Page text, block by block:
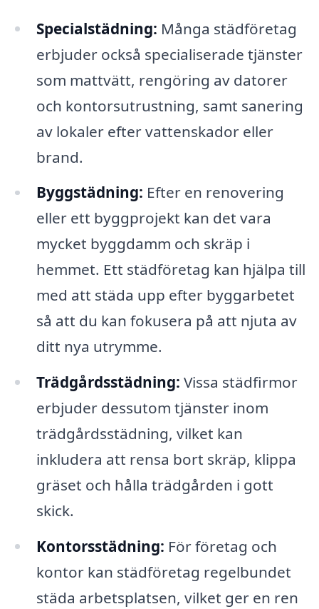
Specialstädning: Många städföretag
erbjuder också specialiserade tjänster
som mattvätt, rengöring av datorer
och kontorsutrustning, samt sanering
av lokaler efter vattenskador eller
brand.
Byggstädning: Efter en renovering
eller ett byggprojekt kan det vara
mycket byggdamm och skräp i
hemmet. Ett städföretag kan hjälpa till
med att städa upp efter byggarbetet
så att du kan fokusera på att njuta av
ditt nya utrymme.
Trädgårdsstädning: Vissa städfirmor
erbjuder dessutom tjänster inom
trädgårdsstädning, vilket kan
inkludera att rensa bort skräp, klippa
gräset och hålla trädgården i gott
skick.
Kontorsstädning: För företag och
kontor kan städföretag regelbundet
städa arbetsplatsen, vilket ger en ren